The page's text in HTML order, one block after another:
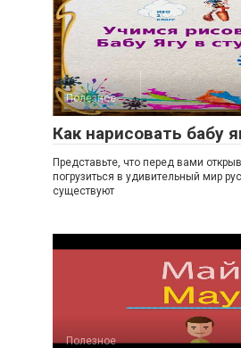
Полезное
Как нарисовать бабу
Представьте, что перед вами
погрузиться в удивительный мир
существуют
Полезное